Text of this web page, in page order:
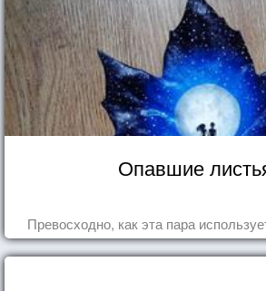
Опавшие
Превосходно, как эта пара